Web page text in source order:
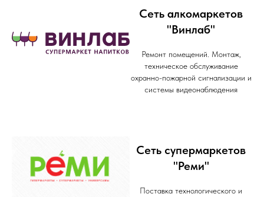
Сеть алкомаркетов
"Винлаб"
Ремонт помещений. Монтаж,
техническое обслуживание
охранно-пожарной сигнализации и
системы видеонаблюдения
Сеть супермаркетов
"Реми"
Поставка технологического и